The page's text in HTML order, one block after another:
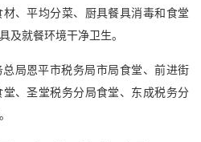
、平均分菜、厨具餐具消毒和食堂
及就餐环境干净卫生。
局恩平市税务局市局食堂、前进街
、圣堂税务分局食堂、东成税务分